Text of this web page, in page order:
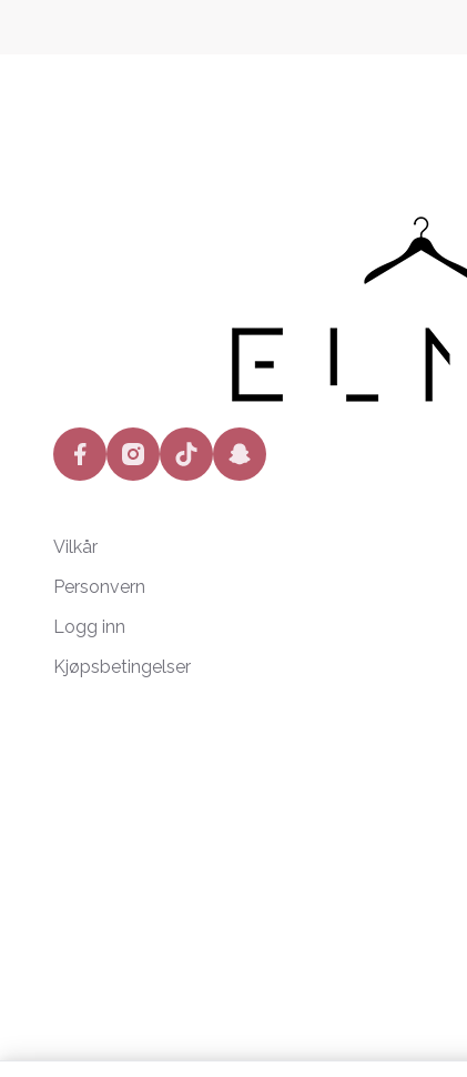
facebookinstagramtiktok snapchat
Vilkår
Personvern
Logg inn
Kjøpsbetingelser